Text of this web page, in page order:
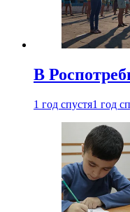
В
1 год спустя1 год